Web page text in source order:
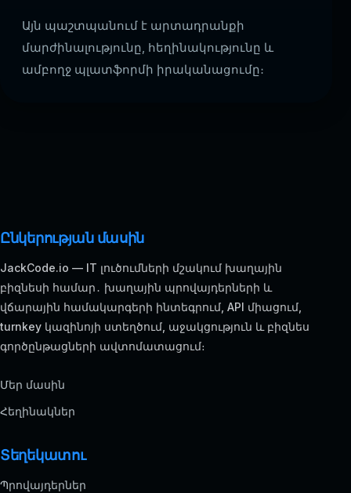
Այն պաշտպանում է արտադրանքի
մարժինալությունը, հեղինակությունը և
ամբողջ պլատֆորմի իրականացումը։
Ընկերության մասին
JackCode.io — IT լուծումների մշակում խաղային
բիզնեսի համար․ խաղային պրովայդերների և
վճարային համակարգերի ինտեգրում, API միացում,
turnkey կազինոյի ստեղծում, աջակցություն և բիզնես
գործընթացների ավտոմատացում։
Մեր մասին
Հեղինակներ
Տեղեկատու
Պրովայդերներ